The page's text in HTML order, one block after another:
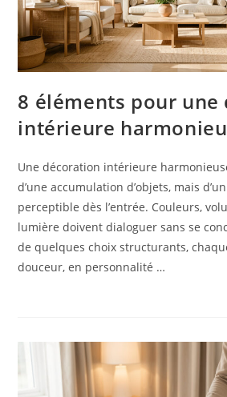
8 éléments pour une
intérieure
Une décoration intérieure
d’une accumulation d’objets, mais
perceptible dès l’entrée. Couleurs,
lumière doivent dialoguer sans se
de quelques choix structurants,
douceur, en personnalité …